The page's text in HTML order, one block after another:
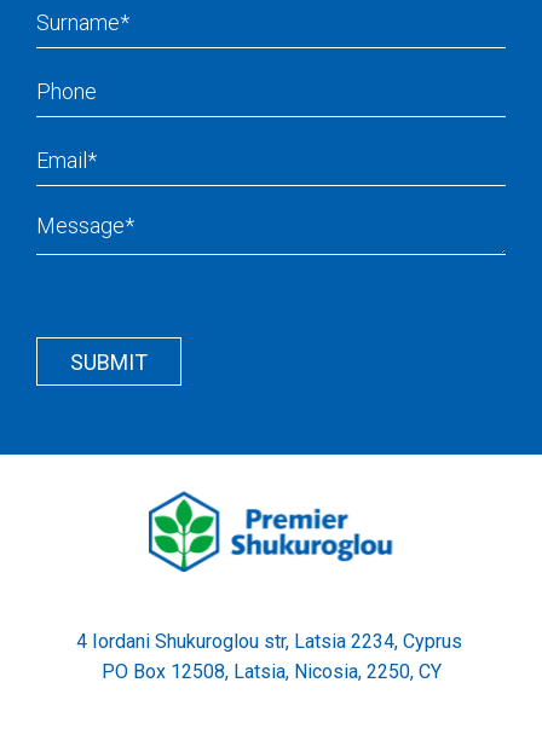
Surname
Phone
Email
Message
Wrapper
Button
Wrapper
SUBMIT
4 Iordani Shukuroglou str, Latsia 2234, Cyprus
PO Box 12508, Latsia, Nicosia, 2250, CY